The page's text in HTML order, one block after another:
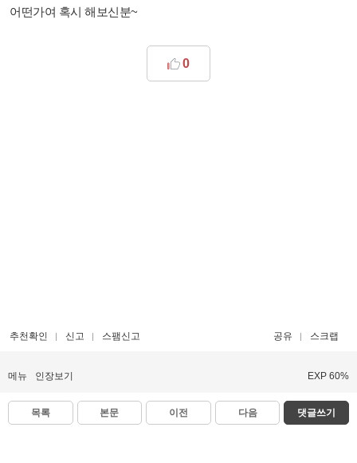
어떤가여 혹시 해보신분~
0
추천확인 신고 스팸신고 공유 스크랩
메뉴 인장보기 EXP 60%
목록 본문 이전 다음 댓글쓰기